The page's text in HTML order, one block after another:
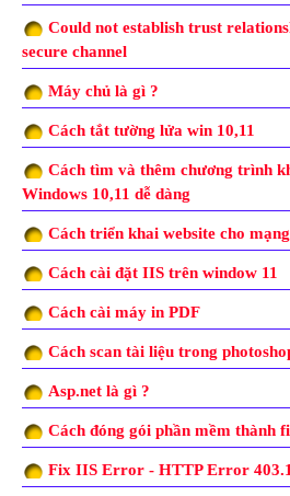
Could not establish trust
secure channel
Máy chủ là gì ?
Cách tắt tường lửa win 10,11
Cách tìm và thêm chương trình
Windows 10,11 dễ dàng
Cách triển khai website cho
Cách cài đặt IIS trên window 11
Cách cài máy in PDF
Cách scan tài liệu trong
Asp.net là gì ?
Cách đóng gói phần mềm thành
Fix IIS Error - HTTP Error